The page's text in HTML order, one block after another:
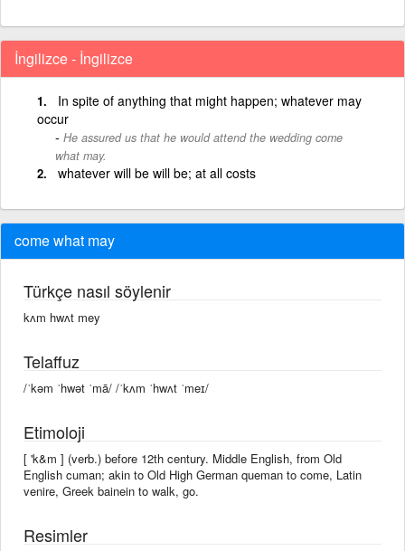
İngilizce - İngilizce
In spite of anything that might happen; whatever may
occur
He assured us that he would attend the wedding come
what may.
whatever will be will be; at all costs
come what may
Türkçe nasıl söylenir
kʌm hwʌt mey
Telaffuz
/ˈkəm ˈhwət ˈmā/ /ˈkʌm ˈhwʌt ˈmeɪ/
Etimoloji
[ 'k&m ] (verb.) before 12th century. Middle English, from Old
English cuman; akin to Old High German queman to come, Latin
venire, Greek bainein to walk, go.
Resimler